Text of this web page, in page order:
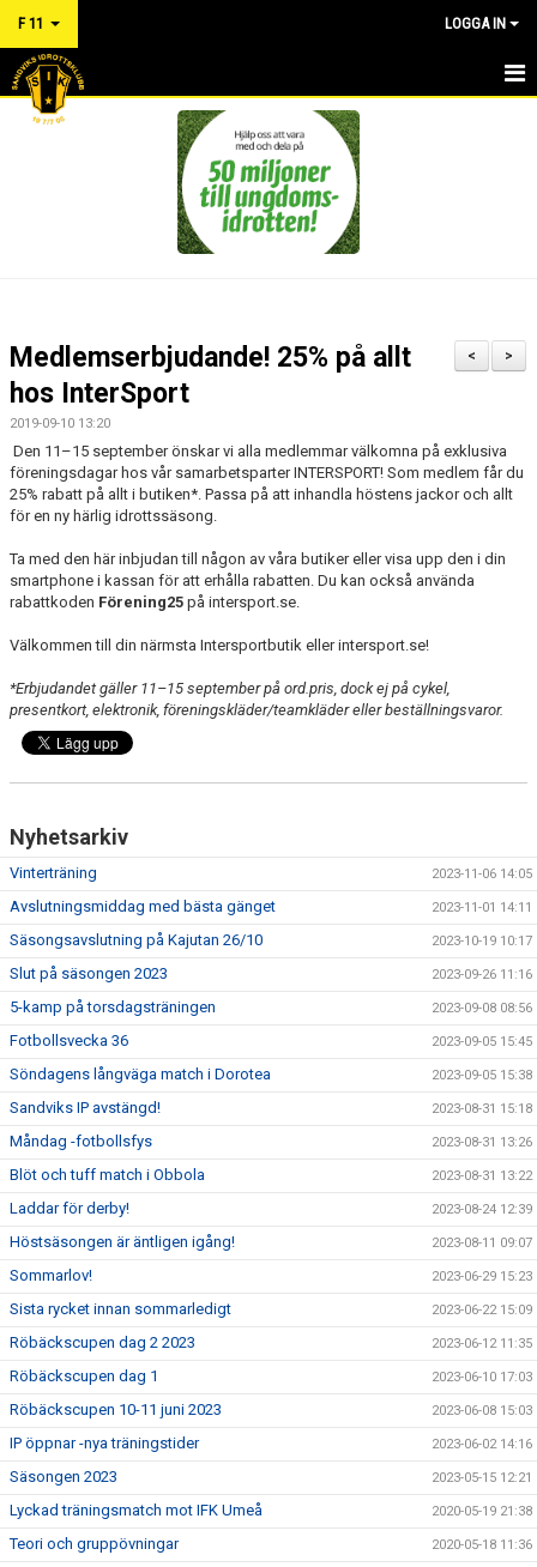
F 11 LOGGA IN
HEM
BILDGALLERI
DOKUMENT
RÅD OCH VÅRD FÖR IDROTTSSKADOR - FÖRSÄKRING
>
<
Medlemserbjudande! 25% på allt
hos InterSport
2019-09-10 13:20
Den 11–15 september önskar vi alla medlemmar välkomna på exklusiva
föreningsdagar hos vår samarbetsparter INTERSPORT! Som medlem får du
25% rabatt på allt i butiken*. Passa på att inhandla höstens jackor och allt
för en ny härlig idrottssäsong.
Ta med den här inbjudan till någon av våra butiker eller visa upp den i din
smartphone i kassan för att erhålla rabatten. Du kan också använda
rabattkoden Förening25 på intersport.se.
Välkommen till din närmsta Intersportbutik eller intersport.se!
*Erbjudandet gäller 11–15 september på ord.pris, dock ej på cykel,
presentkort, elektronik, föreningskläder/teamkläder eller beställningsvaror.
Nyhetsarkiv
Vinterträning 2023-11-06 14:05
Avslutningsmiddag med bästa gänget 2023-11-01 14:11
Säsongsavslutning på Kajutan 26/10 2023-10-19 10:17
Slut på säsongen 2023 2023-09-26 11:16
5-kamp på torsdagsträningen 2023-09-08 08:56
Fotbollsvecka 36 2023-09-05 15:45
Söndagens långväga match i Dorotea 2023-09-05 15:38
Sandviks IP avstängd! 2023-08-31 15:18
Måndag -fotbollsfys 2023-08-31 13:26
Blöt och tuff match i Obbola 2023-08-31 13:22
Laddar för derby! 2023-08-24 12:39
Höstsäsongen är äntligen igång! 2023-08-11 09:07
Sommarlov! 2023-06-29 15:23
Sista rycket innan sommarledigt 2023-06-22 15:09
Röbäckscupen dag 2 2023 2023-06-12 11:35
Röbäckscupen dag 1 2023-06-10 17:03
Röbäckscupen 10-11 juni 2023 2023-06-08 15:03
IP öppnar -nya träningstider 2023-06-02 14:16
Säsongen 2023 2023-05-15 12:21
Lyckad träningsmatch mot IFK Umeå 2020-05-19 21:38
Teori och gruppövningar 2020-05-18 11:36